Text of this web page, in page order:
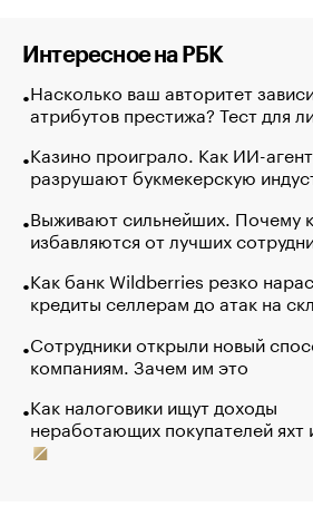
Интересное на РБК
Насколько ваш авторитет
атрибутов престижа? Тест для
Казино проиграло. Как ИИ-
разрушают букмекерскую
Выживают сильнейших. Почему
избавляются от лучших
Как банк Wildberries резко
кредиты селлерам до атак на
Сотрудники открыли новый
компаниям. Зачем им это
Как налоговики ищут доходы
неработающих покупателей яхт